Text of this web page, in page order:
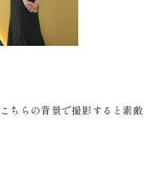
ちらの背景で撮影すると素敵